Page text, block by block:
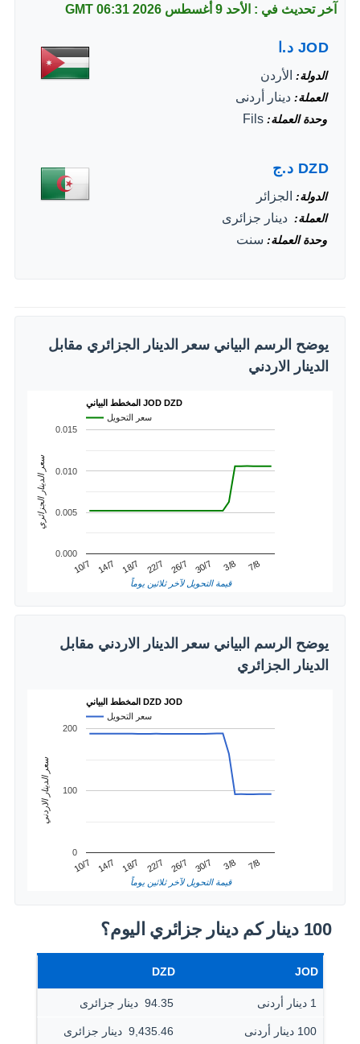
آخر تحديث في : الأحد 9 أغسطس 2026 06:31 GMT
JOD د.ا
الدولة الأردن
العملة دينار أردنى
وحدة العملة Fils
DZD د.ج
الدولة الجزائر
العملة ‏ دينار جزائرى
وحدة العملة سنت
يوضح الرسم البياني سعر الدينار الجزائري مقابل
الدينار الاردني
المخطط البياني JOD DZD
سعر التحويل
10/7 14/7 18/7 22/7 26/7 30/7 3/8 7/8
0.000
0.005
0.010
0.015
قيمة التحويل لآخر ثلاثين يوماً
سعر الدينار الجزائري
يوضح الرسم البياني سعر الدينار الاردني مقابل
الدينار الجزائري
المخطط البياني DZD JOD
سعر التحويل
10/7 14/7 18/7 22/7 26/7 30/7 3/8 7/8
0
100
200
قيمة التحويل لآخر ثلاثين يوماً
سعر الدينار الاردني
100 دينار كم دينار جزائري اليوم؟
JOD
DZD
1 دينار أردنى 94.35 ‏ دينار جزائرى
100 دينار أردنى 9,435.46 ‏ دينار جزائرى